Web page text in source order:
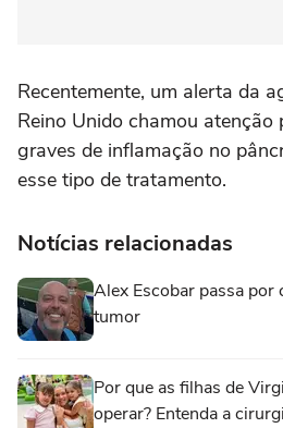
Recentemente, um alerta da
Reino Unido chamou atenção
graves de inflamação no
esse tipo de tratamento.
Notícias relacionadas
Alex Escobar passa por
tumor
Por que as filhas de
operar? Entenda a